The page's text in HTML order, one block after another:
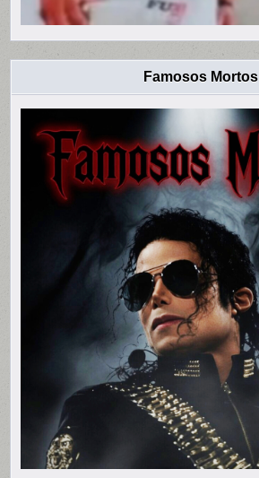
Famosos Mortos